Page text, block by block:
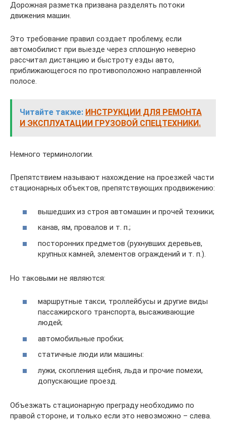
Дорожная разметка призвана разделять потоки
движения машин.
Это требование правил создает проблему, если
автомобилист при выезде через сплошную неверно
рассчитал дистанцию и быстроту езды авто,
приближающегося по противоположно направленной
полосе.
Читайте также: ИНСТРУКЦИИ ДЛЯ РЕМОНТА
И ЭКСПЛУАТАЦИИ ГРУЗОВОЙ СПЕЦТЕХНИКИ.
Немного терминологии.
Препятствием называют нахождение на проезжей части
стационарных объектов, препятствующих продвижению:
вышедших из строя автомашин и прочей техники;
канав, ям, провалов и т. п.;
посторонних предметов (рухнувших деревьев,
крупных камней, элементов ограждений и т. п.).
Но таковыми не являются:
маршрутные такси, троллейбусы и другие виды
пассажирского транспорта, высаживающие
людей;
автомобильные пробки;
статичные люди или машины:
лужи, скопления щебня, льда и прочие помехи,
допускающие проезд.
Объезжать стационарную преграду необходимо по
правой стороне, и только если это невозможно – слева.